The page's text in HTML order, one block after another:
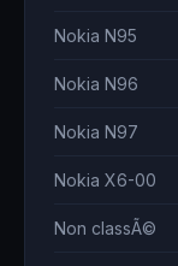
Nokia N95
Nokia N96
Nokia N97
Nokia X6-00
Non classÃ©